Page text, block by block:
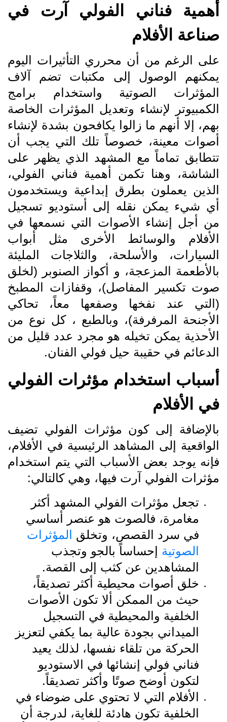
أهمية فناني الفولي آرت في
صناعة الأفلام
على الرغم من أن محرري التأثيرات اليوم
يمكنهم الوصول إلى مكتبات تضم آلاف
المؤثرات الصوتية واستخدام برامج
الكمبيوتر لإنشاء وتعديل المؤثرات الخاصة
بهم، إلا أنهم ما زالوا يكافحون بشدة لإنشاء
أصوات معينة، خصوصاً تلك التي يجب أن
تتطابق تماماً مع المشهد الذي يظهر على
الشاشة، وهنا تكمن أهمية فناني الفولي،
الذين يعملون بطرق إبداعية ويستخدمون
أي شيء يمكن نقله إلى أستوديو تسجيل
من أجل إنشاء الأصوات التي نسمعها في
الأفلام والوسائط الأخرى مثل أبواب
السيارات، والأسلحة، والثلاجات المليئة
بالأطعمة المزعجة، و أكواز الصنوبر (لخلق
صوت تكسير المفاصل)، وقفازات المطبخ
(التي عند نفخها وصفعها معاً، تحاكي
الأجنحة المرفرفة)، وبالطبع ، كل نوع من
الأحذية يمكن تخيله هو مجرد عدد قليل من
الدعائم في حقيبة حيل فولي الفنان.
أسباب استخدام مؤثرات الفولي
في الأفلام
بالإضافة إلى كون مؤثرات الفولي تضيف
الواقعية إلى المشاهد الرئيسية في الأفلام،
فإنه يوجد بعض الأسباب التي يتم استخدام
مؤثرات الفولي آرت فيها، وهي كالتالي:
تجعل مؤثرات الفولي المشهد أكثر
مغامرة، فالصوت هو عنصر أساسي
في سرد ​​القصص، وتخلق
المؤثرات
الصوتية إحساساً بالجو وتجذب
المشاهدين عن كثب إلى القصة.
خلق أصوات محيطية أكثر تصديقاً،
حيث من الممكن ألا تكون الأصوات
الخلفية والمحيطية في التسجيل
الميداني بجودة عالية بما يكفي لتعزيز
الحركة من تلقاء نفسها، لذلك يعيد
فناني فولي إنشائها في الاستوديو
لتكون أوضح صوتًا وأكثر تصديقاً.
الأفلام التي لا تحتوي على ضوضاء في
الخلفية تكون هادئة للغاية، لدرجة أن